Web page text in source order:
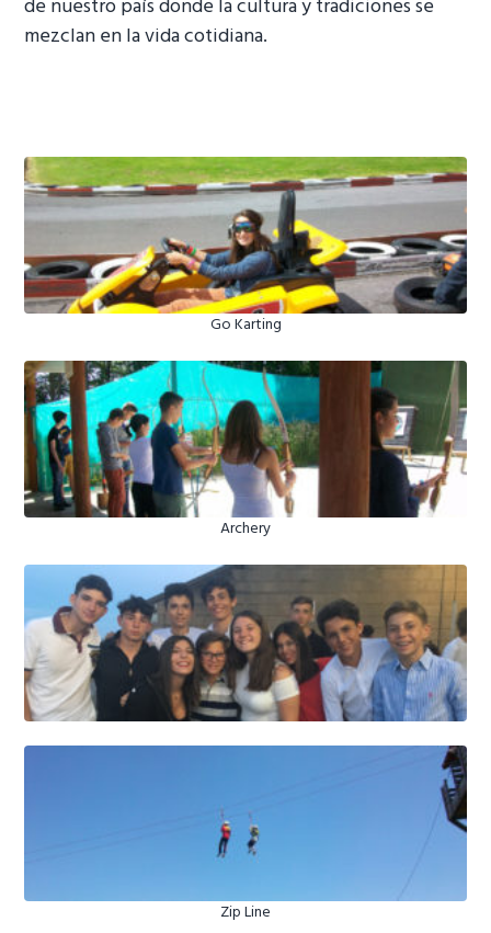
de nuestro país donde la cultura y tradiciones se
mezclan en la vida cotidiana.
Go Karting
Archery
Zip Line